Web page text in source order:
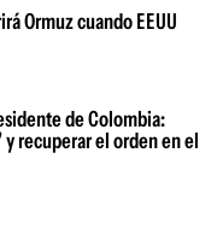
Ormuz cuando EEUU
de Colombia:
recuperar el orden en el